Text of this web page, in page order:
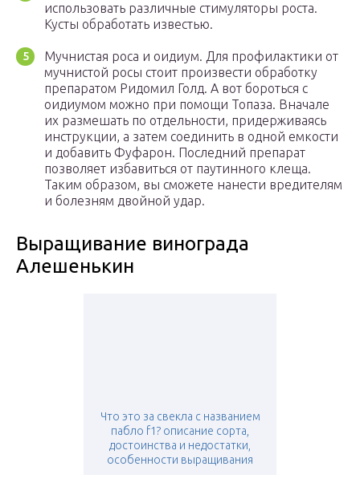
использовать различные стимуляторы роста.
Кусты обработать известью.
Мучнистая роса и оидиум. Для профилактики от
мучнистой росы стоит произвести обработку
препаратом Ридомил Голд. А вот бороться с
оидиумом можно при помощи Топаза. Вначале
их размешать по отдельности, придерживаясь
инструкции, а затем соединить в одной емкости
и добавить Фуфарон. Последний препарат
позволяет избавиться от паутинного клеща.
Таким образом, вы сможете нанести вредителям
и болезням двойной удар.
Выращивание винограда
Алешенькин
Что это за свекла с названием
пабло f1? описание сорта,
достоинства и недостатки,
особенности выращивания